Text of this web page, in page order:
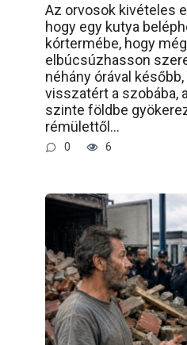
Az orvosok kivételes
hogy egy kutya
kórtermébe, hogy
elbúcsúzhasson
néhány órával
visszatért a szobába,
szinte földbe
rémülettől…
0 6